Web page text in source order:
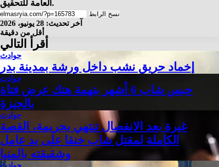
العامة للتحقيق.
نسخ الرابط
آخر تحديث: 28 يونيو، 2026
أقل من دقيقة
أقرأ التالي
حوادث
إخماد حريق نشب داخل ورشة بمدينة بدر
حوادث
حبس شاب 6 أشهر بتهمة هتك عرض فتاة
بالجيزة
حوادث
غيرة بعد الانفصال تنتهي بجريمة، القصة
الكاملة لمقتل شاب خنقا على يد عامل
وشقيقته بالمنيا
حوادث